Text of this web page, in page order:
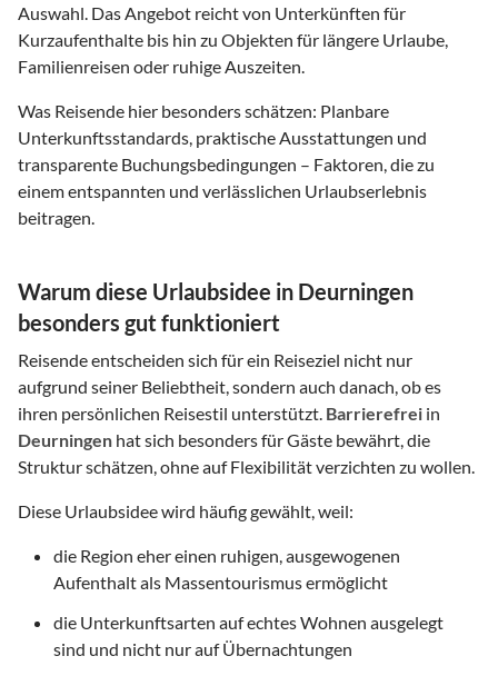
Auswahl. Das Angebot reicht von Unterkünften für
Kurzaufenthalte bis hin zu Objekten für längere Urlaube,
Familienreisen oder ruhige Auszeiten.
Was Reisende hier besonders schätzen: Planbare
Unterkunftsstandards, praktische Ausstattungen und
transparente Buchungsbedingungen – Faktoren, die zu
einem entspannten und verlässlichen Urlaubserlebnis
beitragen.
Warum diese Urlaubsidee in Deurningen
besonders gut funktioniert
Reisende entscheiden sich für ein Reiseziel nicht nur
aufgrund seiner Beliebtheit, sondern auch danach, ob es
ihren persönlichen Reisestil unterstützt. Barrierefrei in
Deurningen hat sich besonders für Gäste bewährt, die
Struktur schätzen, ohne auf Flexibilität verzichten zu wollen.
Diese Urlaubsidee wird häufig gewählt, weil:
die Region eher einen ruhigen, ausgewogenen
Aufenthalt als Massentourismus ermöglicht
die Unterkunftsarten auf echtes Wohnen ausgelegt
sind und nicht nur auf Übernachtungen